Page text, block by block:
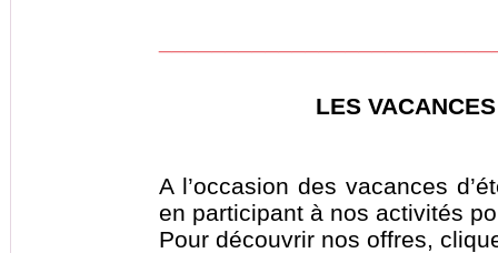
LES
A l’occasion des vacances
en participant à nos activités
Pour découvrir nos offres,